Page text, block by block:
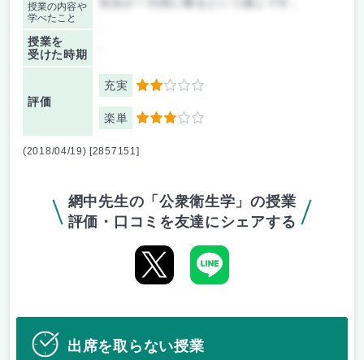
授業の内容や
学べたこと
授業を
受けた時期
評価
充実 2
楽単 3
(2018/04/19) [2857151]
網中先生の「公衆衛生学」の授業
評価・口コミを友達にシェアする
出席を取らない授業